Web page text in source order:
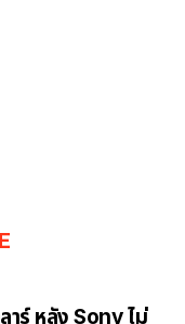
ร์ หลัง Sony ไม่